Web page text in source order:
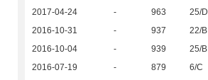
2017-04-24
- 963 25/D
2016-10-31
- 937 22/B
2016-10-04
- 939 25/B
2016-07-19
- 879 6/C